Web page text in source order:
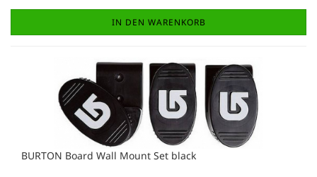
IN DEN WARENKORB
BURTON Board Wall Mount Set black